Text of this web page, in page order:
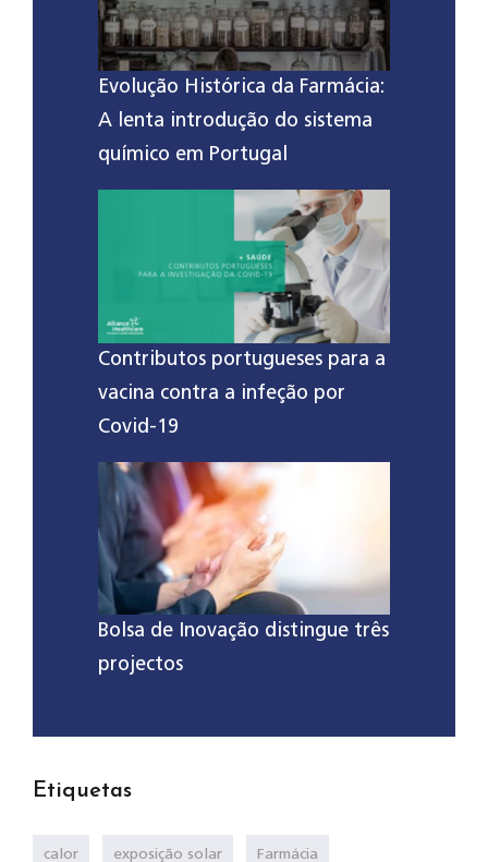
Evolução Histórica da Farmácia:
A lenta introdução do sistema
químico em Portugal
Contributos portugueses para a
vacina contra a infeção por
Covid-19
Bolsa de Inovação distingue três
projectos
Etiquetas
calor exposição solar Farmácia